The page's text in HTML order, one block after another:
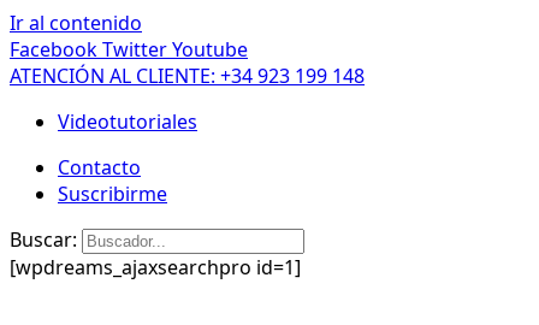
Ir al contenido
FacebookTwitterYoutube
ATENCIÓN AL CLIENTE: +34 923 199 148
Videotutoriales
Contacto
Suscribirme
Buscar:
[wpdreams_ajaxsearchpro id=1]